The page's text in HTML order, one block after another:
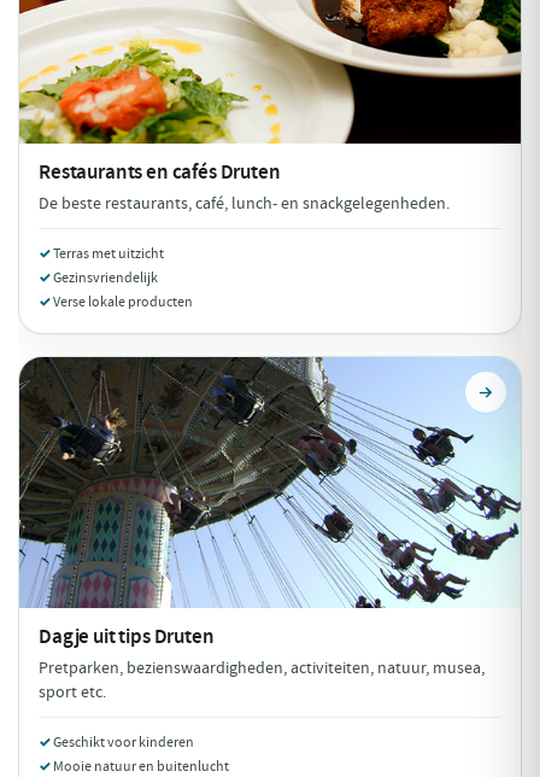
Restaurants en cafésDruten
De beste restaurants, café, lunch- en snackgelegenheden.
Terras met uitzicht
Gezinsvriendelijk
Verse lokale producten
Dagje uit tipsDruten
Pretparken, bezienswaardigheden, activiteiten, natuur, musea,
sport etc.
Geschikt voor kinderen
Mooie natuur en buitenlucht